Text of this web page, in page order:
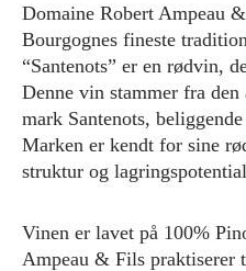
Domaine Robert Ampeau
Bourgognes fineste
“Santenots” er en rødvin,
Denne vin stammer fra
mark Santenots,
Marken er kendt for sine
struktur og
Vinen er lavet på 100%
Ampeau & Fils